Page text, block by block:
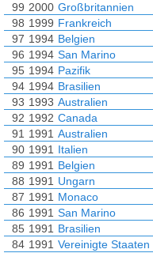
99 2000 Großbritannien
98 1999 Frankreich
97 1994 Belgien
96 1994 San Marino
95 1994 Pazifik
94 1994 Brasilien
93 1993 Australien
92 1992 Canada
91 1991 Australien
90 1991 Italien
89 1991 Belgien
88 1991 Ungarn
87 1991 Monaco
86 1991 San Marino
85 1991 Brasilien
84 1991 Vereinigte Staaten